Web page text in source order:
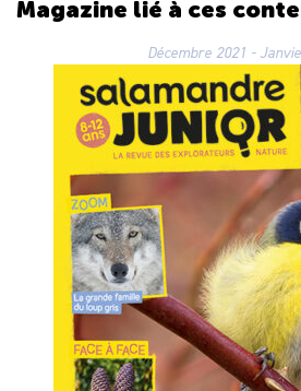
Magazine lié à ces
Décembre 2021 -